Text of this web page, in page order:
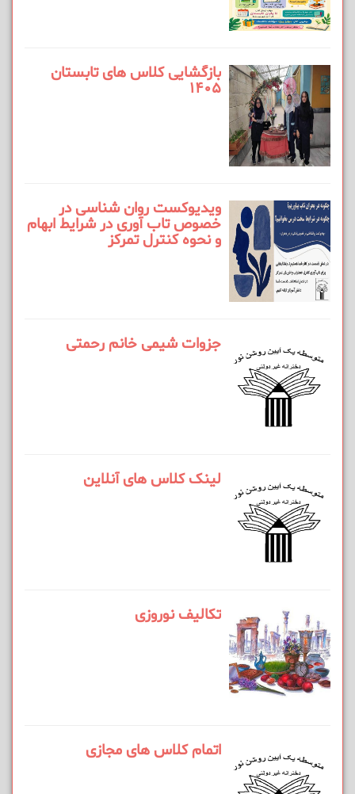
بازگشایی کلاس های تابستان
1405
ویدیوکست روان شناسی در
خصوص تاب آوری در شرایط ابهام
و نحوه کنترل تمرکز
جزوات شیمی خانم رحمتی
لینک کلاس های آنلاین
تکالیف نوروزی
اتمام کلاس های مجازی